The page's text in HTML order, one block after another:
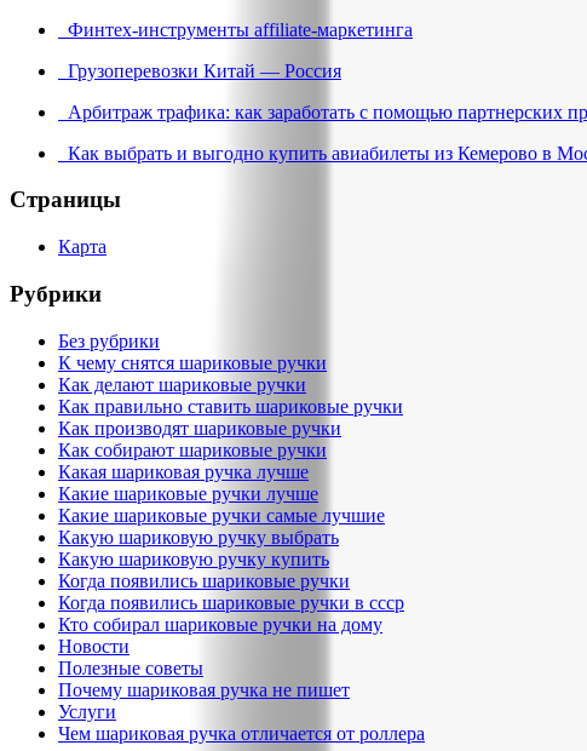
Финтех-инструменты affiliate-маркетинга
Грузоперевозки Китай — Россия
Арбитраж трафика: как заработать с помощью партнерских
Как выбрать и выгодно купить авиабилеты из Кемерово в
Страницы
Карта
Рубрики
Без рубрики
К чему снятся шариковые ручки
Как делают шариковые ручки
Как правильно ставить шариковые ручки
Как производят шариковые ручки
Как собирают шариковые ручки
Какая шариковая ручка лучше
Какие шариковые ручки лучше
Какие шариковые ручки самые лучшие
Какую шариковую ручку выбрать
Какую шариковую ручку купить
Когда появились шариковые ручки
Когда появились шариковые ручки в ссср
Кто собирал шариковые ручки на дому
Новости
Полезные советы
Почему шариковая ручка не пишет
Услуги
Чем шариковая ручка отличается от роллера